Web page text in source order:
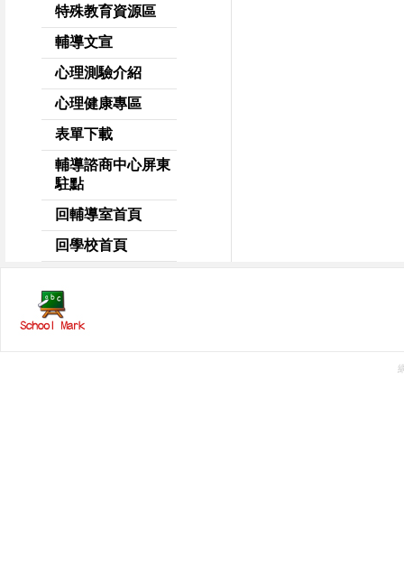
特殊教育資源區
輔導文宣
心理測驗介紹
心理健康專區
表單下載
輔導諮商中心屏東
駐點
回輔導室首頁
回學校首頁